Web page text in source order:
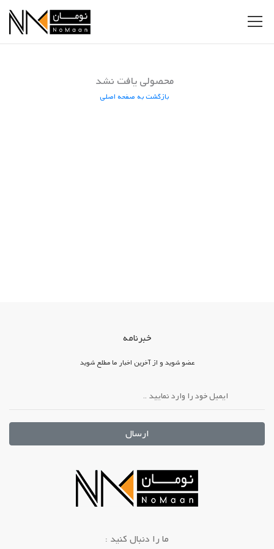
محصولی یافت نشد
بازگشت به صفحه اصلی
خبرنامه
عضو شوید و از آخرین اخبار ما مطلع شوید
ارسال
: ما را دنبال کنید